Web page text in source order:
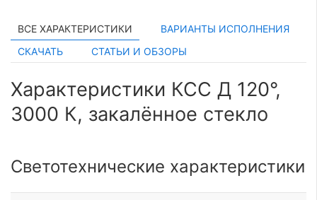
ВСЕ ХАРАКТЕРИСТИКИ
ВАРИАНТЫ ИСПОЛНЕНИЯ
СКАЧАТЬ
СТАТЬИ И ОБЗОРЫ
Характеристики КСС Д 120°,
3000 К, закалённое стекло
Светотехнические характеристики